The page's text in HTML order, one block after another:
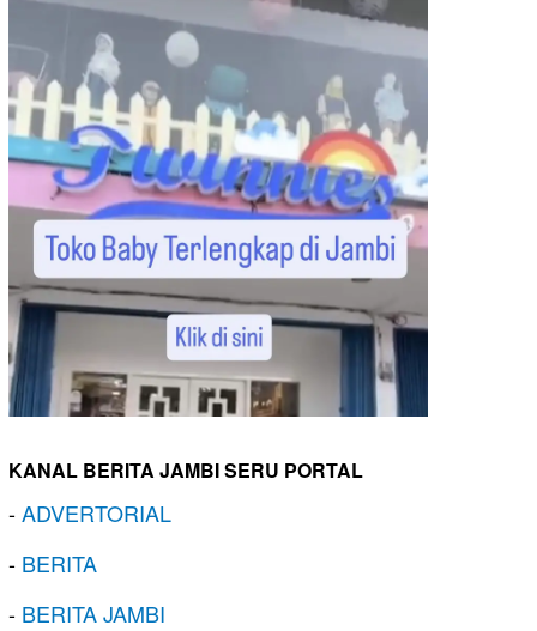
KANAL BERITA JAMBI SERU PORTAL
-ADVERTORIAL
- BERITA
- BERITA JAMBI